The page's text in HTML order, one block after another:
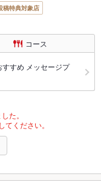
稿特典対象店
コース
すすめ メッセージプ
た。
ください。